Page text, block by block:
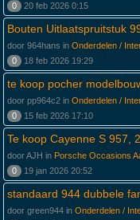
0
20 feb 2026 0:15
Bouten Uitlaatspruitstuk
door 964hans in Onderdelen /
0
18 feb 2026 19:29
te koop pocher
door pp964c2 in Onderdelen /
0
15 feb 2026 17:10
Te koop Cayenne S 957,
door AJH in Porsche Occasions
0
19 jan 2026 20:52
standaard 944 dubbele
door green944 in Onderdelen /